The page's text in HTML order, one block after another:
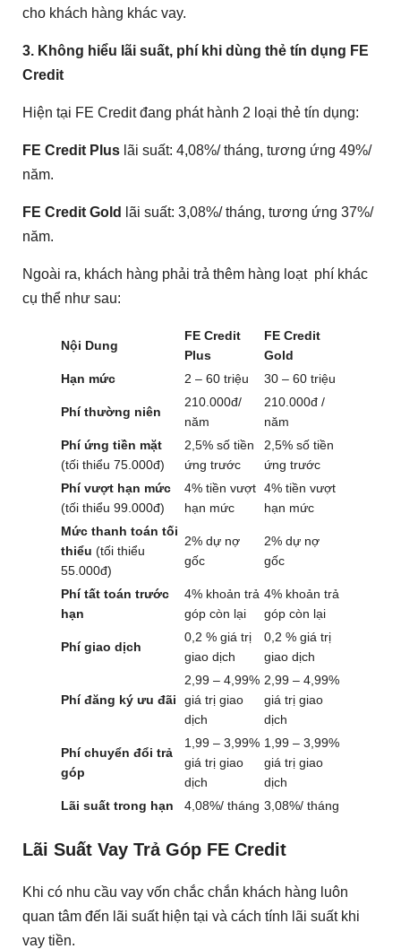
cho khách hàng khác vay.
3. Không hiểu lãi suất, phí khi dùng thẻ tín dụng FE
Credit
Hiện tại FE Credit đang phát hành 2 loại thẻ tín dụng:
FE Credit Plus lãi suất: 4,08%/ tháng, tương ứng 49%/
năm.
FE Credit Gold
lãi suất: 3,08%/ tháng, tương ứng 37%/
năm.
Ngoài ra, khách hàng phải trả thêm hàng loạt phí khác
cụ thể như sau:
Nội Dung
FE Credit
Plus
FE Credit
Gold
Hạn mức
2 – 60 triệu 30 – 60 triệu
Phí thường niên
210.000đ/
năm
210.000đ /
năm
Phí ứng tiền mặt
(tối thiểu 75.000đ)
2,5% số tiền
ứng trước
2,5% số tiền
ứng trước
Phí vượt hạn mức
(tối thiểu 99.000đ)
4% tiền vượt
hạn mức
4% tiền vượt
hạn mức
Mức thanh toán tối
thiểu (tối thiểu
55.000đ)
2% dự nợ
gốc
2% dự nợ
gốc
Phí tất toán trước
hạn
4% khoản trả
góp còn lại
4% khoản trả
góp còn lại
Phí giao dịch
0,2 % giá trị
giao dịch
0,2 % giá trị
giao dịch
Phí đăng ký ưu đãi
2,99 – 4,99%
giá trị giao
dịch
2,99 – 4,99%
giá trị giao
dịch
Phí chuyển đổi trả
góp
1,99 – 3,99%
giá trị giao
dịch
1,99 – 3,99%
giá trị giao
dịch
Lãi suất trong hạn
4,08%/ tháng 3,08%/ tháng
Lãi Suất Vay Trả Góp FE Credit
Khi có nhu cầu vay vốn chắc chắn khách hàng luôn
quan tâm đến lãi suất hiện tại và cách tính lãi suất khi
vay tiền.